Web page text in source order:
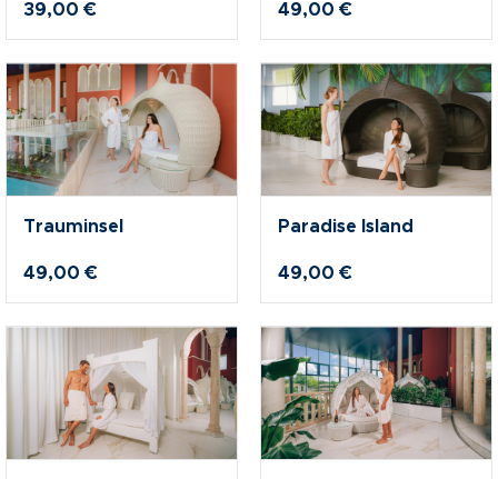
39,00 € 49,00 €
Trauminsel
49,00 €
Paradise Island
49,00 €